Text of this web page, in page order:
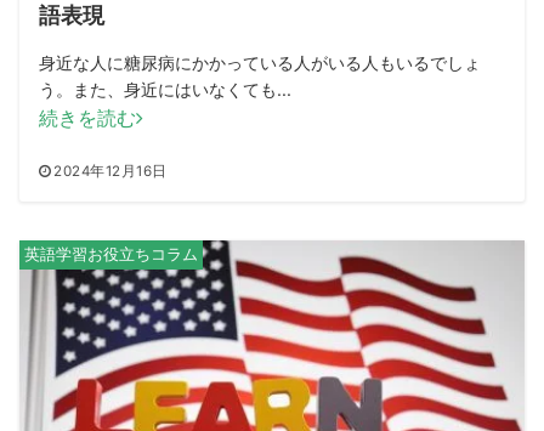
語表現
身近な人に糖尿病にかかっている人がいる人もいるでしょ
う。また、身近にはいなくても...
2024年12月16日
続きを読む
英語学習お役立ちコラム